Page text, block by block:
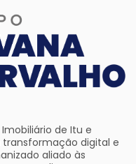
de Itu e
transformação digital e
aliado às